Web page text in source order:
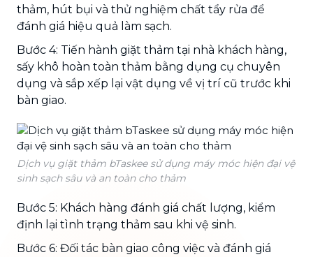
thảm, hút bụi và thử nghiệm chất tẩy rửa để
đánh giá hiệu quả làm sạch.
Bước 4: Tiến hành giặt thảm tại nhà khách hàng,
sấy khô hoàn toàn thảm bằng dụng cụ chuyên
dụng và sắp xếp lại vật dụng về vị trí cũ trước khi
bàn giao.
Dịch vụ giặt thảm bTaskee sử dụng máy móc hiện đại vệ
sinh sạch sâu và an toàn cho thảm
Bước 5: Khách hàng đánh giá chất lượng, kiểm
định lại tình trạng thảm sau khi vệ sinh.
Bước 6: Đối tác bàn giao công việc và đánh giá